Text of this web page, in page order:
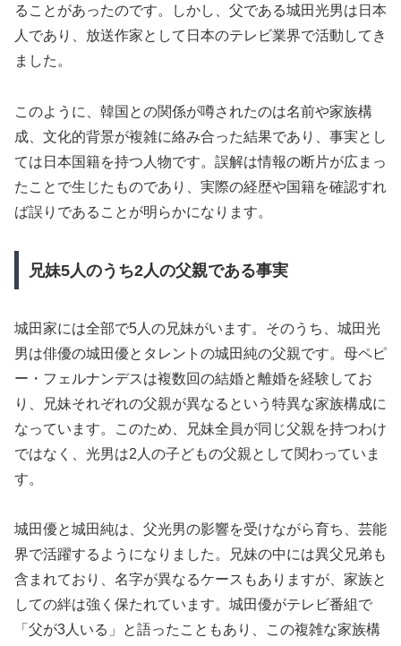
ることがあったのです。しかし、父である城田光男は日本
人であり、放送作家として日本のテレビ業界で活動してき
ました。
このように、韓国との関係が噂されたのは名前や家族構
成、文化的背景が複雑に絡み合った結果であり、事実とし
ては日本国籍を持つ人物です。誤解は情報の断片が広まっ
たことで生じたものであり、実際の経歴や国籍を確認すれ
ば誤りであることが明らかになります。
兄妹5人のうち2人の父親である事実
城田家には全部で5人の兄妹がいます。そのうち、城田光
男は俳優の城田優とタレントの城田純の父親です。母ペピ
ー・フェルナンデスは複数回の結婚と離婚を経験してお
り、兄妹それぞれの父親が異なるという特異な家族構成に
なっています。このため、兄妹全員が同じ父親を持つわけ
ではなく、光男は2人の子どもの父親として関わっていま
す。
城田優と城田純は、父光男の影響を受けながら育ち、芸能
界で活躍するようになりました。兄妹の中には異父兄弟も
含まれており、名字が異なるケースもありますが、家族と
しての絆は強く保たれています。城田優がテレビ番組で
「父が3人いる」と語ったこともあり、この複雑な家族構